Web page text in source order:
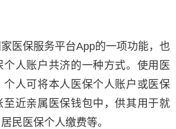
保服务平台App的一项功能，也
个人账户共济的一种方式。使用医
个人可将本人医保个人账户或医保
至近亲属医保钱包中，供其用于就
民医保个人缴费等。